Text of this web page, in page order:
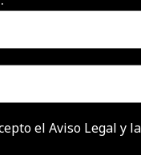
el Aviso Legal y